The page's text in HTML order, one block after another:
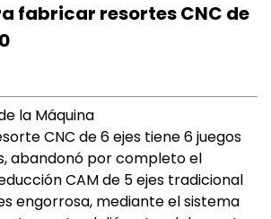
fabricar resortes CNC de
la Máquina
CNC de 6 ejes tiene 6 juegos
abandonó por completo el
CAM de 5 ejes tradicional
engorrosa, mediante el sistema